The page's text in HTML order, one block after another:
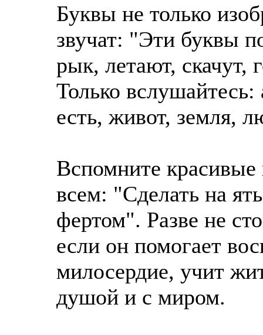
Буквы не только
звучат: "Эти буквы
рык, летают, скачут,
Только вслушайтесь:
есть, живот, земля,
Вспомните
всем: "Сделать на
фертом". Разве не
если он помогает
милосердие, учит
душой и с миром.